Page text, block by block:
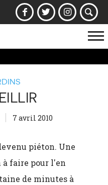
la
7 avril 2010
piéton. Une
à faire pour l'en
de minutes à